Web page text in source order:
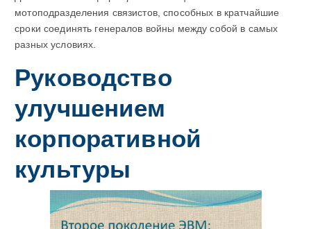
мотоподразделения связистов, способных в кратчайшие
сроки соединять генералов войны между собой в самых
разных условиях.
Руководство
улучшением
корпоративной
культуры